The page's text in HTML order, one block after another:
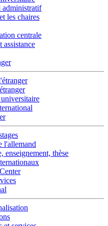
administratif
les chaires
centrale
assistance
l'allemand
enseignement, thèse